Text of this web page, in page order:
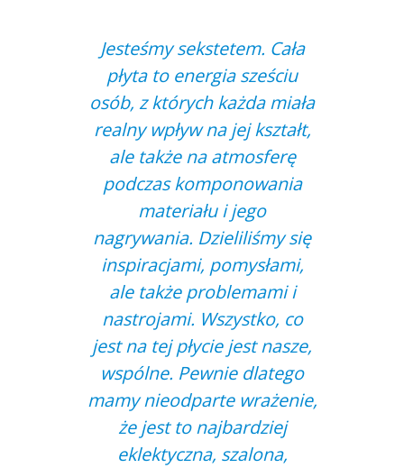
Jesteśmy sekstetem. Cała
płyta to energia sześciu
osób, z których każda miała
realny wpływ na jej kształt,
ale także na atmosferę
podczas komponowania
materiału i jego
nagrywania. Dzieliliśmy się
inspiracjami, pomysłami,
ale także problemami i
nastrojami. Wszystko, co
jest na tej płycie jest nasze,
wspólne. Pewnie dlatego
mamy nieodparte wrażenie,
że jest to najbardziej
eklektyczna, szalona,